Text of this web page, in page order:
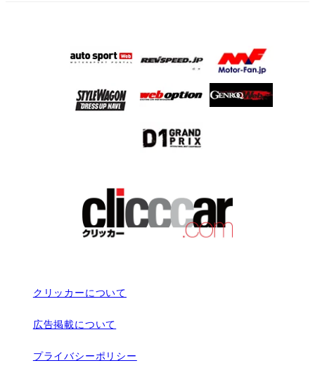
クリッカーについて
広告掲載について
プライバシーポリシー